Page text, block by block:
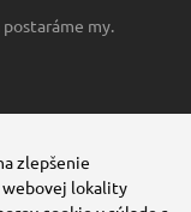
my.
zlepšenie
webovej lokality